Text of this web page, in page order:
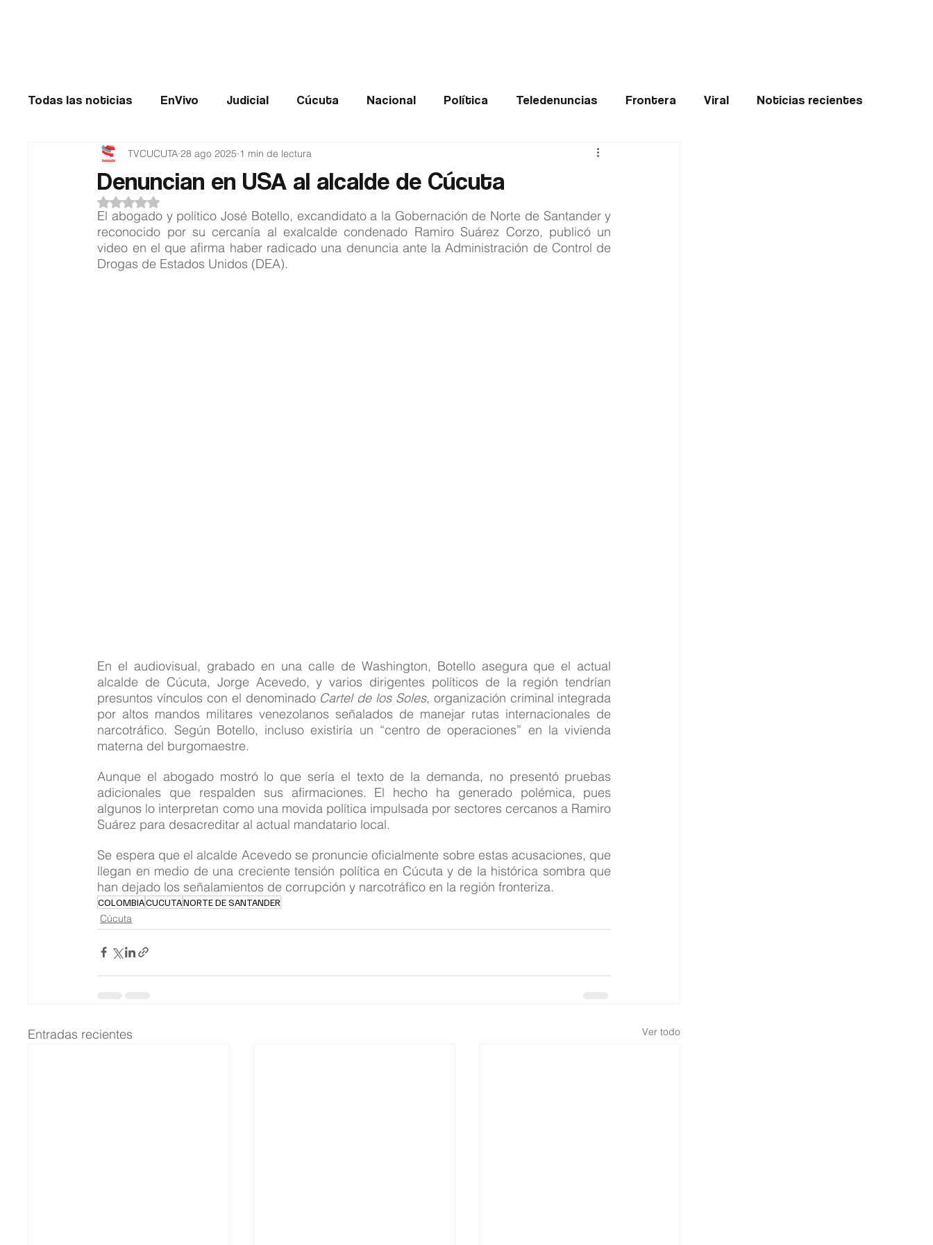
Todas las noticias EnVivo Judicial Cúcuta Nacional Política Teledenuncias Frontera Viral Noticias recientes
Entretenimiento Historias de impacto Buenas noticias
Catatumbo TRANSMILENIO Salud Norte de Santander
Denuncian en USA al alcalde de Cúcuta
TVCUCUTA 28 ago 2025 1 min de lectura
Obtuvo NaN de 5 estrellas.
El abogado y político José Botello, excandidato a la Gobernación de Norte de Santander y
reconocido por su cercanía al exalcalde condenado Ramiro Suárez Corzo, publicó un
video en el que afirma haber radicado una denuncia ante la Administración de Control de
Drogas de Estados Unidos (DEA).
En el audiovisual, grabado en una calle de Washington, Botello asegura que el actual
alcalde de Cúcuta, Jorge Acevedo, y varios dirigentes políticos de la región tendrían
presuntos vínculos con el denominado Cartel de los Soles, organización criminal integrada
por altos mandos militares venezolanos señalados de manejar rutas internacionales de
narcotráfico. Según Botello, incluso existiría un “centro de operaciones” en la vivienda
materna del burgomaestre.
Aunque el abogado mostró lo que sería el texto de la demanda, no presentó pruebas
adicionales que respalden sus afirmaciones. El hecho ha generado polémica, pues
algunos lo interpretan como una movida política impulsada por sectores cercanos a Ramiro
Suárez para desacreditar al actual mandatario local.
Se espera que el alcalde Acevedo se pronuncie oficialmente sobre estas acusaciones, que
llegan en medio de una creciente tensión política en Cúcuta y de la histórica sombra que
han dejado los señalamientos de corrupción y narcotráfico en la región fronteriza.
COLOMBIACUCUTANORTE DE SANTANDER
Cúcuta
Entradas recientes Ver todo